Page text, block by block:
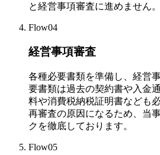
と経営事項審査に進めません。
Flow04
経営事項審査
各種必要書類を準備し、経営
要書類は過去の契約書や入金
料や消費税納税証明書なども
再審査の原因になるため、当
クを徹底しております。
Flow05